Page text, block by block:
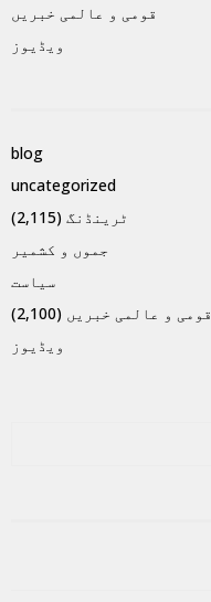
قومی و عالمی خبریں
ویڈیوز
blog
uncategorized
ٹرینڈنگ (2,115)
جموں و کشمیر
سیاست
قومی و عالمی خبریں (2,100)
ویڈیوز